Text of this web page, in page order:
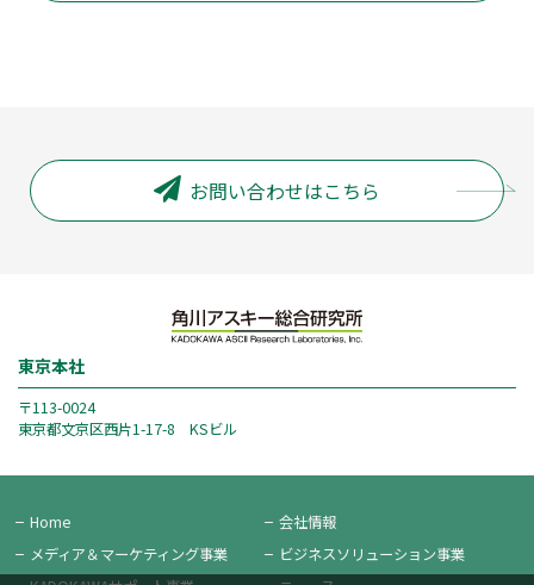
お問い合わせはこちら
東京本社
〒113-0024
東京都文京区西片1-17-8 KSビル
Home
会社情報
メディア＆マーケティング事業 ビジネスソリューション事業